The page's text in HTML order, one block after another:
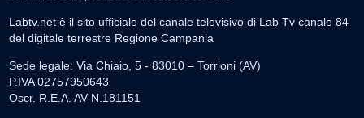
Labtv.net è il sito ufficiale del canale televisivo di Lab Tv canale 84
del digitale terrestre Regione Campania
Sede legale: Via Chiaio, 5 - 83010 – Torrioni (AV)
P.IVA 02757950643
Oscr. R.E.A. AV N.181151